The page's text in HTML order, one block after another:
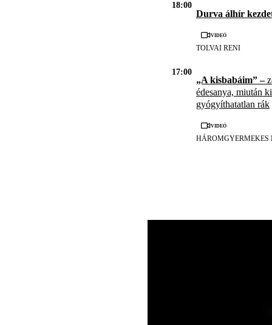
18:00
Durva álhír
Videó
TOLVAI RENI
17:00
„A kisbabáim” –
édesanya, miután
gyógyíthatatlan rák
Videó
HÁROMGYERMEKES